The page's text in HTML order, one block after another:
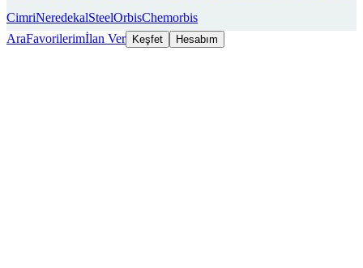
CimriNeredekalSteelOrbisChemorbis
AraFavorilerimİlan Ver Keşfet Hesabım